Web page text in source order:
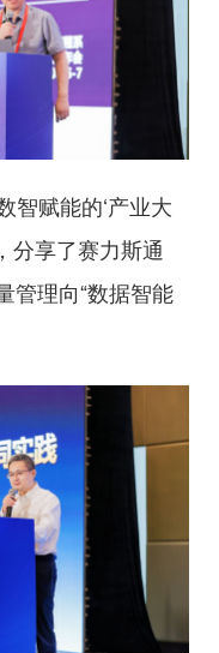
智赋能的‘产业大
分享了赛力斯通
管理向“数据智能